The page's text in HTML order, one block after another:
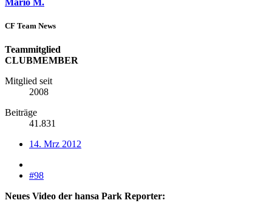
Mario M.
CF Team News
Teammitglied
CLUBMEMBER
Mitglied seit
2008
Beiträge
41.831
14. Mrz 2012
#98
Neues Video der hansa Park Reporter: